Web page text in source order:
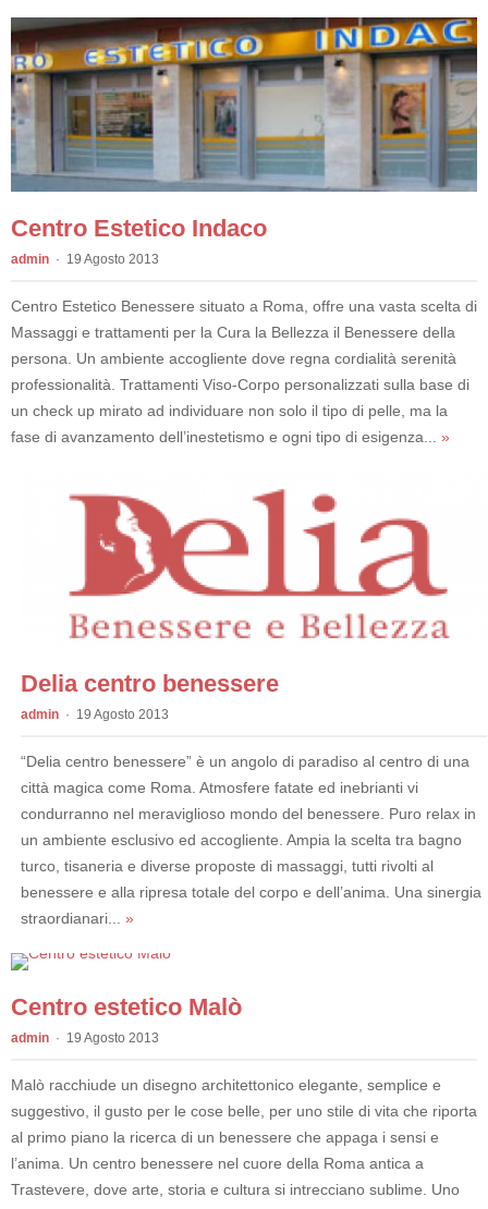
Centro Estetico Indaco
admin 19 Agosto 2013
Centro Estetico Benessere situato a Roma, offre una vasta scelta di
Massaggi e trattamenti per la Cura la Bellezza il Benessere della
persona. Un ambiente accogliente dove regna cordialità serenità
professionalità. Trattamenti Viso-Corpo personalizzati sulla base di
un check up mirato ad individuare non solo il tipo di pelle, ma la
fase di avanzamento dell’inestetismo e ogni tipo di esigenza... »
Delia centro benessere
admin 19 Agosto 2013
“Delia centro benessere” è un angolo di paradiso al centro di una
città magica come Roma. Atmosfere fatate ed inebrianti vi
condurranno nel meraviglioso mondo del benessere. Puro relax in
un ambiente esclusivo ed accogliente. Ampia la scelta tra bagno
turco, tisaneria e diverse proposte di massaggi, tutti rivolti al
benessere e alla ripresa totale del corpo e dell’anima. Una sinergia
straordianari... »
Centro estetico Malò
admin 19 Agosto 2013
Malò racchiude un disegno architettonico elegante, semplice e
suggestivo, il gusto per le cose belle, per uno stile di vita che riporta
al primo piano la ricerca di un benessere che appaga i sensi e
l’anima. Un centro benessere nel cuore della Roma antica a
Trastevere, dove arte, storia e cultura si intrecciano sublime. Uno